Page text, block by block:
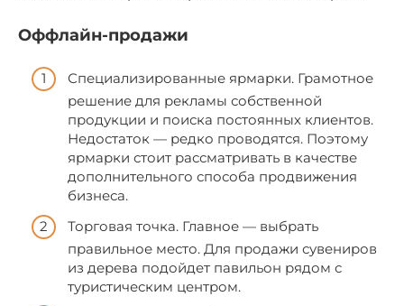
Оффлайн-продажи
Специализированные ярмарки. Грамотное
решение для рекламы собственной
продукции и поиска постоянных клиентов.
Недостаток — редко проводятся. Поэтому
ярмарки стоит рассматривать в качестве
дополнительного способа продвижения
бизнеса.
Торговая точка. Главное — выбрать
правильное место. Для продажи сувениров
из дерева подойдет павильон рядом с
туристическим центром.